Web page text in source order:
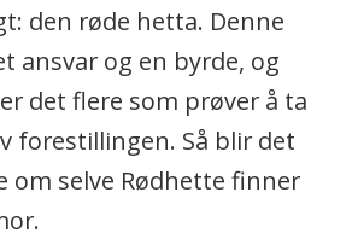
den røde hetta. Denne
ansvar og en byrde, og
det flere som prøver å ta
forestillingen. Så blir det
om selve Rødhette finner